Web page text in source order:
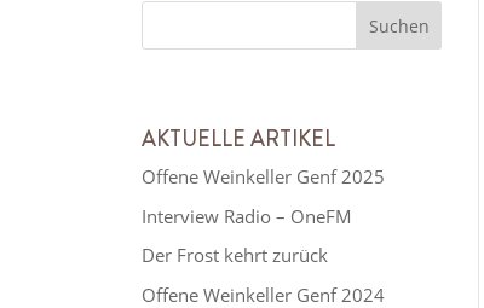
AKTUELLE ARTIKEL
Offene Weinkeller Genf 2025
Interview Radio – OneFM
Der Frost kehrt zurück
Offene Weinkeller Genf 2024